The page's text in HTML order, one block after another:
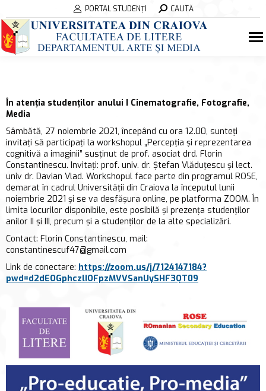
PORTAL STUDENȚI Search:CAUTĂ
În atenția studenților anului I Cinematografie, Fotografie,
Media
Sâmbătă, 27 noiembrie 2021, începând cu ora 12.00, sunteți
invitați să participați la workshopul „Percepția și reprezentarea
cognitivă a imaginii” susținut de prof. asociat drd. Florin
Constantinescu. Invitați: prof. univ. dr. Ștefan Vlăduțescu și lect.
univ dr. Davian Vlad. Workshopul face parte din programul ROSE,
demarat în cadrul Universității din Craiova la începutul lunii
noiembrie 2021 și se va desfășura online, pe platforma ZOOM. În
limita locurilor disponibile, este posibilă și prezența studenților
anilor II și III, precum și a studenților de la alte specializări.
Contact: Florin Constantinescu, mail:
constantinescuf47@gmail.com
Link de conectare: https://zoom.us/j/7124147184?
pwd=d2dEOGphczlIOFpzMVVSanUySHF3QT09